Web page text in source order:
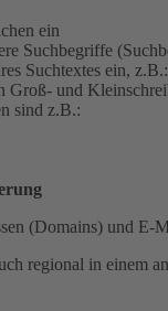
ein
Suchbegriffe
Suchtextes ein,
Groß- und
sind z.B.:
(Domains) und E-
regional in einem